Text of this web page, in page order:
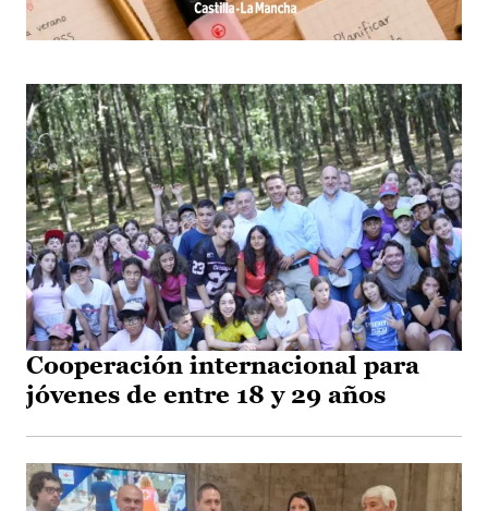
Cooperación internacional para
jóvenes de entre 18 y 29 años